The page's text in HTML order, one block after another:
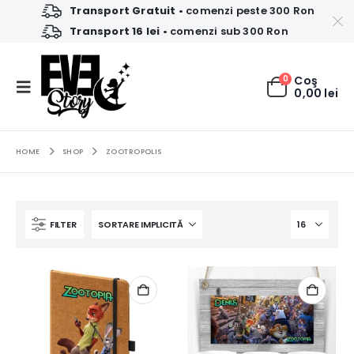
Transport Gratuit • comenzi peste 300 Ron
Transport 16 lei • comenzi sub 300 Ron
0 Coş
0,00 lei
HOME SHOP ZOOTROPOLIS
FILTER